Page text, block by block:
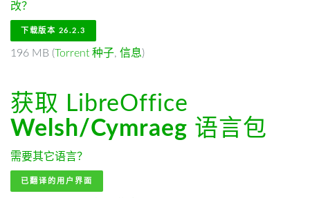
改？
下载版本 26.2.3
196 MB (Torrent 种子, 信息)
获取 LibreOffice
Welsh/Cymraeg 语言包
需要其它语言？
已翻译的用户界面